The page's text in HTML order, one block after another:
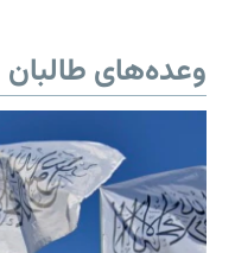
وعده‌های طالبان